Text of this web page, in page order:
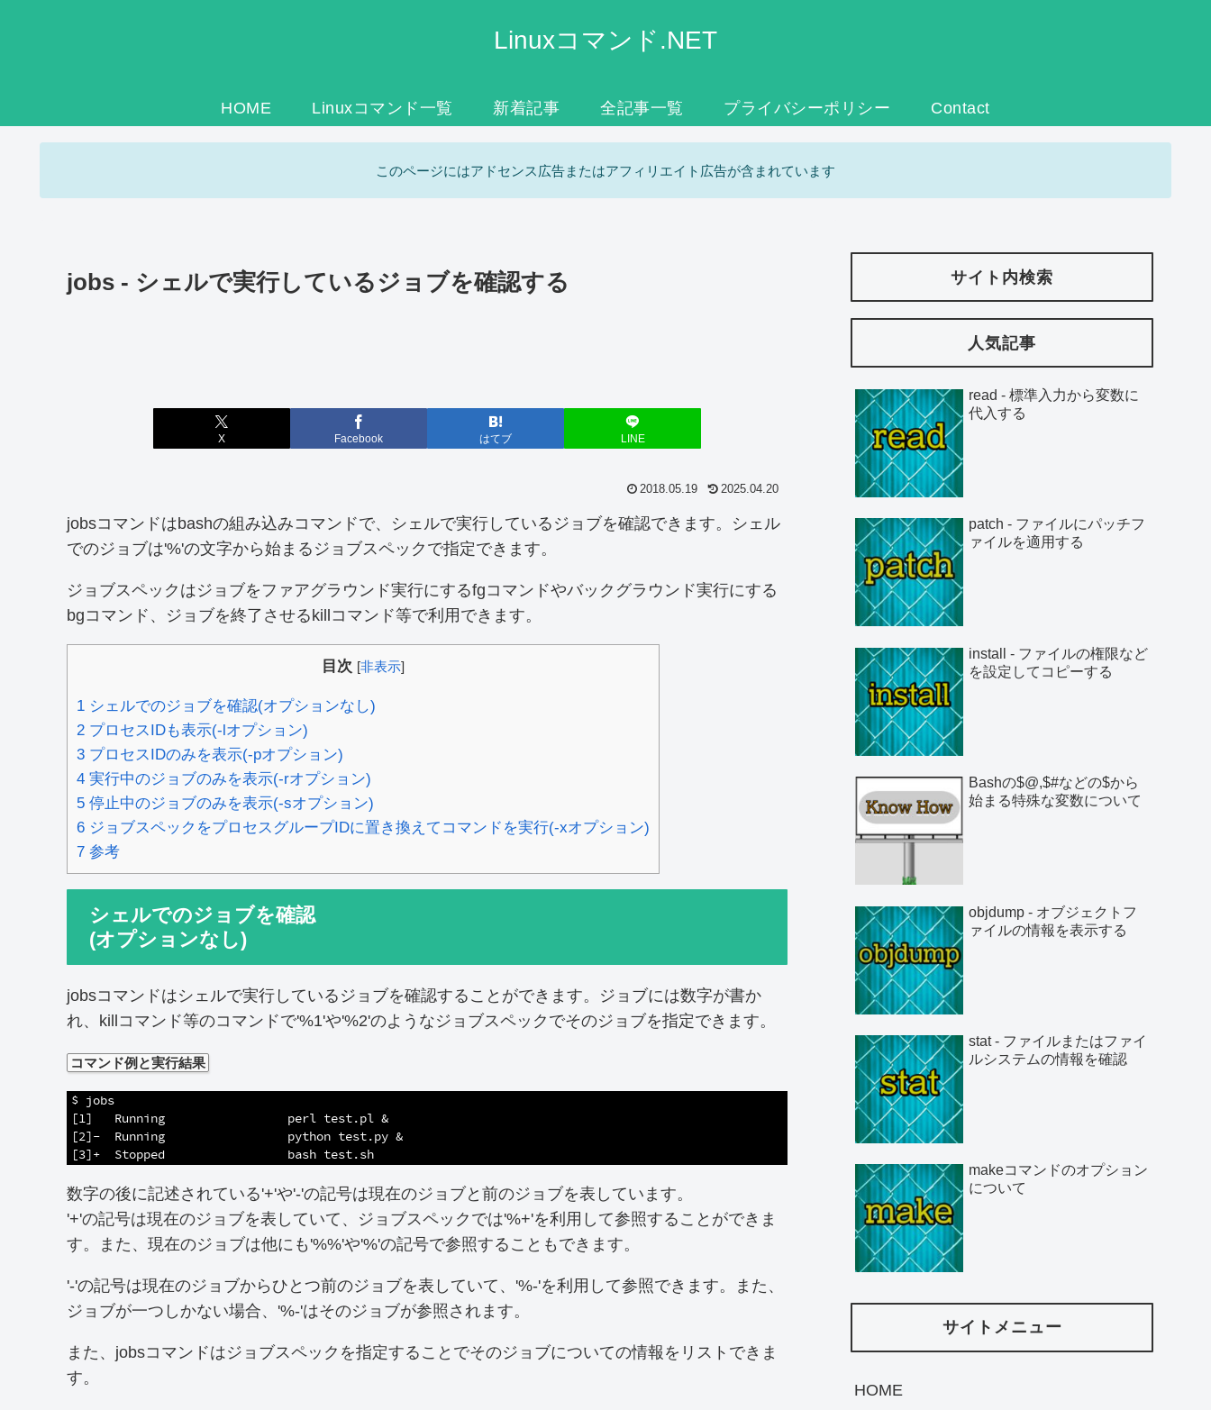
Linuxコマンド.NET
HOME Linuxコマンド一覧 新着記事 全記事一覧 プライバシーポリシー Contact
このページにはアドセンス広告またはアフィリエイト広告が含まれています
jobs - シェルで実行しているジョブを確認する
X Facebook はてブ LINE
2018.05.19 2025.04.20
jobsコマンドはbashの組み込みコマンドで、シェルで実行しているジョブを確認できます。シェル
でのジョブは'%'の文字から始まるジョブスペックで指定できます。
ジョブスペックはジョブをファアグラウンド実行にするfgコマンドやバックグラウンド実行にする
bgコマンド、ジョブを終了させるkillコマンド等で利用できます。
目次 [非表示]
1 シェルでのジョブを確認(オプションなし)
2 プロセスIDも表示(-lオプション)
3 プロセスIDのみを表示(-pオプション)
4 実行中のジョブのみを表示(-rオプション)
5 停止中のジョブのみを表示(-sオプション)
6 ジョブスペックをプロセスグループIDに置き換えてコマンドを実行(-xオプション)
7 参考
シェルでのジョブを確認
(オプションなし)
jobsコマンドはシェルで実行しているジョブを確認することができます。ジョブには数字が書か
れ、killコマンド等のコマンドで'%1'や'%2'のようなジョブスペックでそのジョブを指定できます。
コマンド例と実行結果
$ jobs
[1]   Running                 perl test.pl &
[2]-  Running                 python test.py &
[3]+  Stopped                 bash test.sh
数字の後に記述されている'+'や'-'の記号は現在のジョブと前のジョブを表しています。
'+'の記号は現在のジョブを表していて、ジョブスペックでは'%+'を利用して参照することができま
す。また、現在のジョブは他にも'%%'や'%'の記号で参照することもできます。
'-'の記号は現在のジョブからひとつ前のジョブを表していて、'%-'を利用して参照できます。また、
ジョブが一つしかない場合、'%-'はそのジョブが参照されます。
また、jobsコマンドはジョブスペックを指定することでそのジョブについての情報をリストできま
す。
サイト内検索
人気記事
read - 標準入力から変数に
代入する
patch - ファイルにパッチフ
ァイルを適用する
install - ファイルの権限など
を設定してコピーする
Bashの$@,$#などの$から
始まる特殊な変数について
objdump - オブジェクトフ
ァイルの情報を表示する
stat - ファイルまたはファイ
ルシステムの情報を確認
makeコマンドのオプション
について
サイトメニュー
HOME